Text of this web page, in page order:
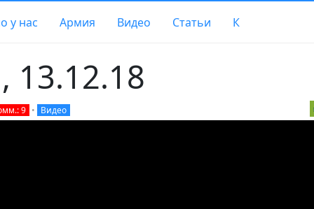
у нас Армия Видео Статьи К
13.12.18
9 • Видео